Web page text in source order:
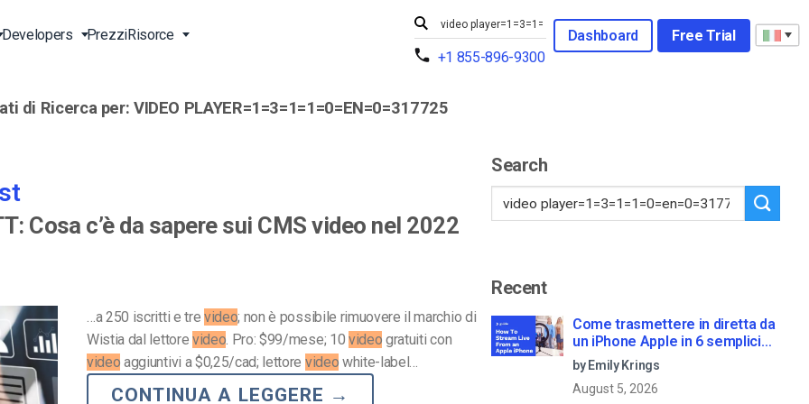
Soluzioni per Raggiungere
Analisi Video
Video per le Vendite
e-
Streaming Live per Musicisti
Stazioni TV e Radio
Developers
API
Upload Video Sicuro
PrezziRisorce
Partners
Contatti
+1 855-896-9300
Dashboard Free Trial
di Ricerca per: VIDEO PLAYER=1=3=1=1=0=EN=0=317725
Cosa c’è da sapere sui CMS video nel 2022
…a 250 iscritti e tre video; non è possibile rimuovere il marchio di
Wistia dal lettore video. Pro: $99/mese; 10 video gratuiti con
video aggiuntivi a $0,25/cad; lettore video white-label…
CONTINUA A LEGGERE →
Search
Recent
Come trasmettere in diretta da
un iPhone Apple in 6 semplici
passi
by Emily Krings
August 5, 2026